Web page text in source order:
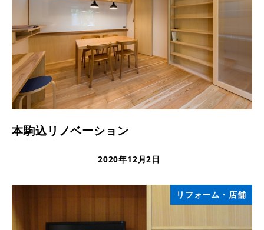
本駒込リノベーション
更新日
2020年12月2日
リフォーム・店舗